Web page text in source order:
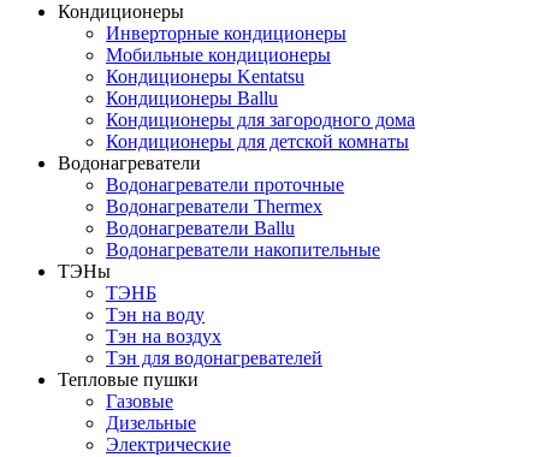
Кондиционеры
Инверторные кондиционеры
Мобильные кондиционеры
Кондиционеры Kentatsu
Кондиционеры Ballu
Кондиционеры для загородного дома
Кондиционеры для детской комнаты
Водонагреватели
Водонагреватели проточные
Водонагреватели Thermex
Водонагреватели Ballu
Водонагреватели накопительные
ТЭНы
ТЭНБ
Тэн на воду
Тэн на воздух
Тэн для водонагревателей
Тепловые пушки
Газовые
Дизельные
Электрические